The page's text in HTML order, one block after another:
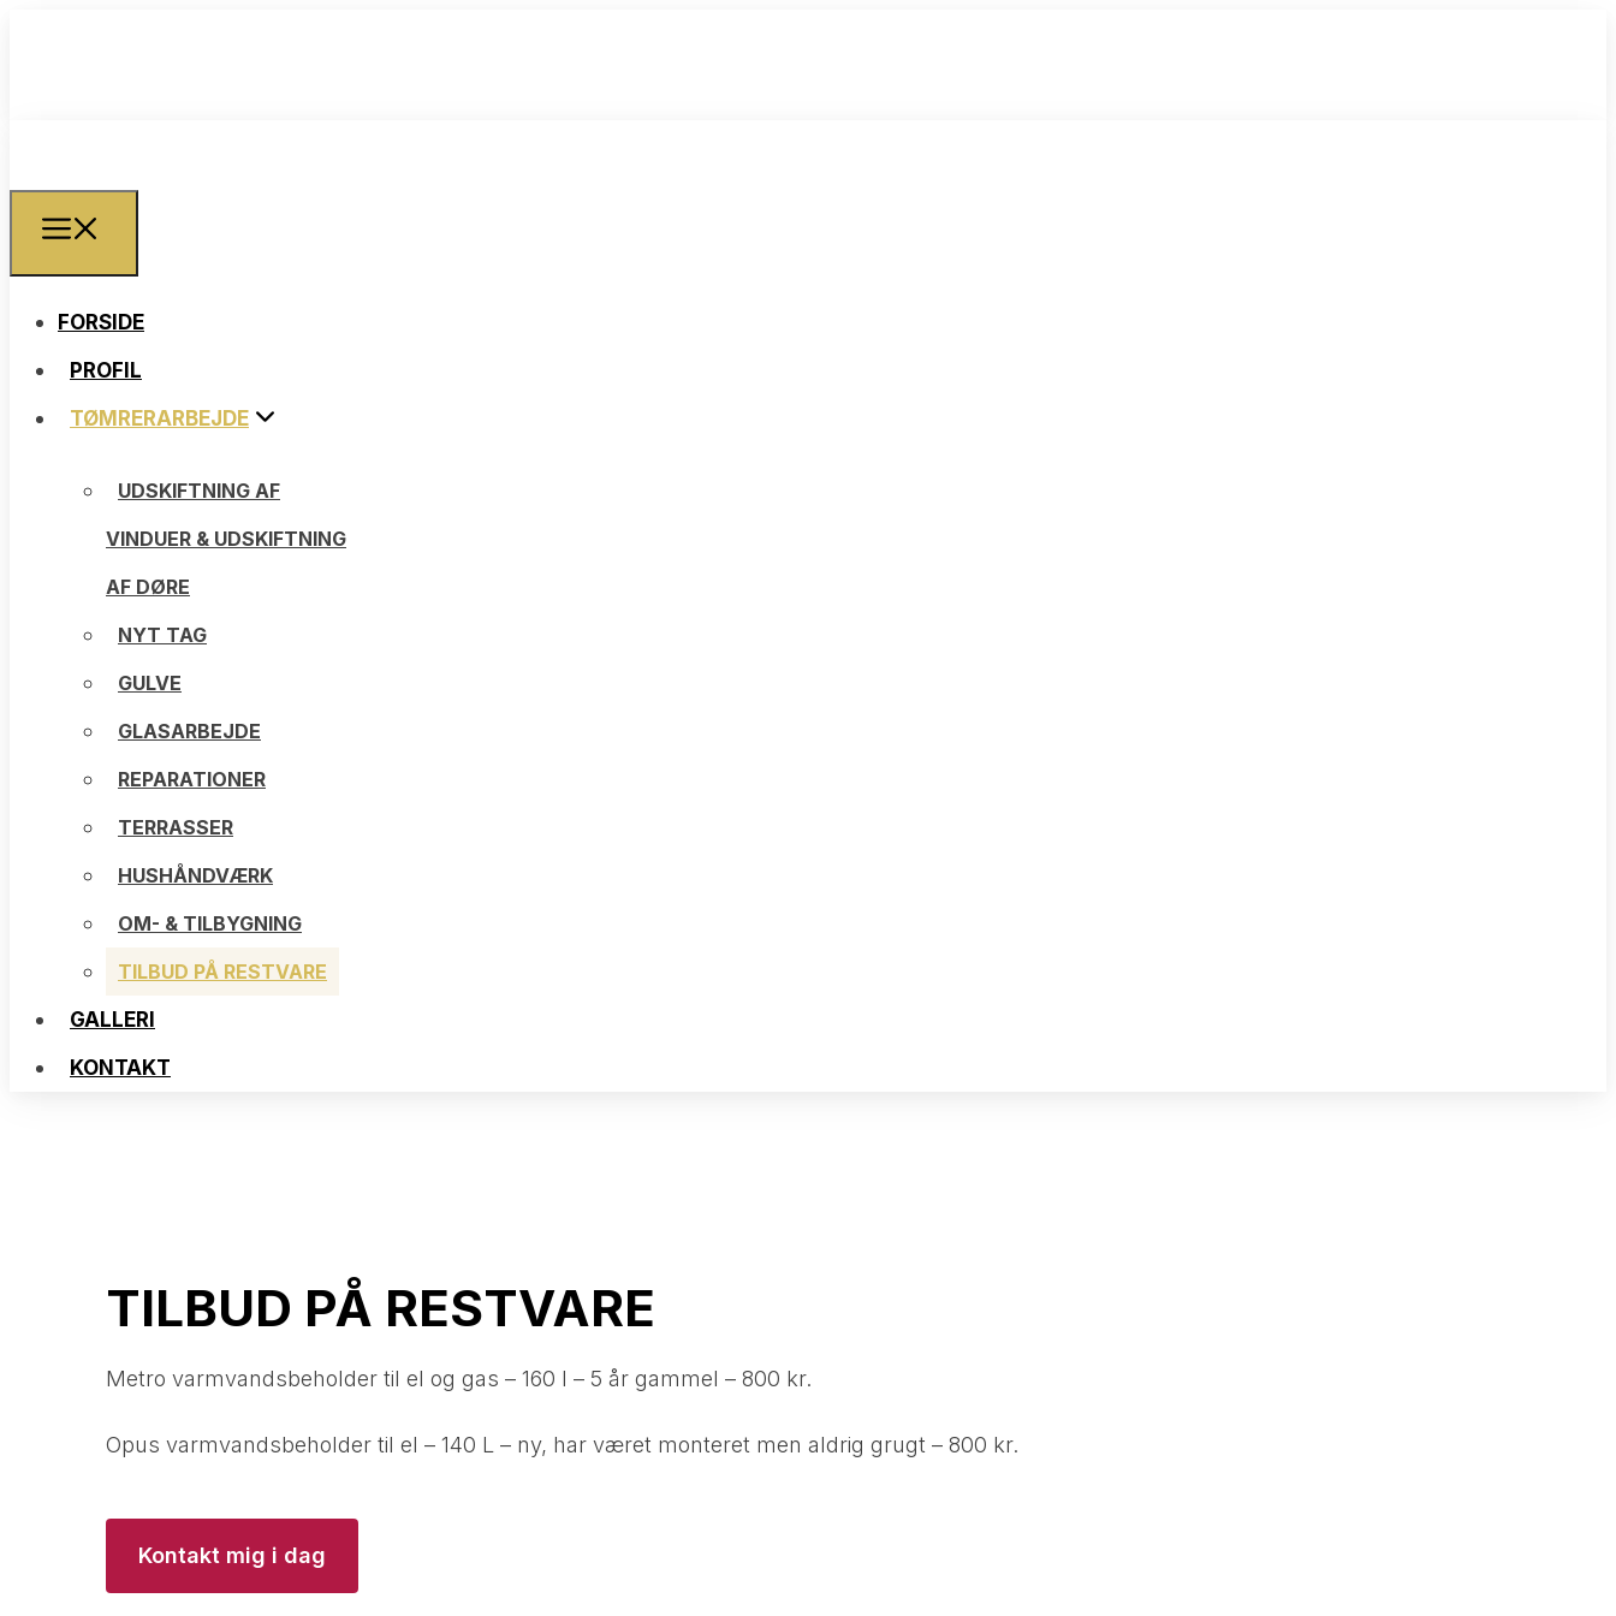
FORSIDE
PROFIL
TØMRERARBEJDE
UDSKIFTNING AF
VINDUER & UDSKIFTNING
AF DØRE
NYT TAG
GULVE
GLASARBEJDE
REPARATIONER
TERRASSER
HUSHÅNDVÆRK
OM- & TILBYGNING
TILBUD PÅ RESTVARE
GALLERI
KONTAKT
FORSIDE
PROFIL
TØMRERARBEJDE
UDSKIFTNING AF
VINDUER & UDSKIFTNING
AF DØRE
NYT TAG
GULVE
GLASARBEJDE
REPARATIONER
TERRASSER
HUSHÅNDVÆRK
OM- & TILBYGNING
TILBUD PÅ RESTVARE
GALLERI
KONTAKT
TILBUD PÅ RESTVARE​
​Metro varmvandsbeholder til el og gas – 160 l – 5 år gammel – 800 kr.
Opus varmvandsbeholder til el – 140 L – ny, har været monteret men aldrig grugt – 800 kr.
Kontakt mig i dag